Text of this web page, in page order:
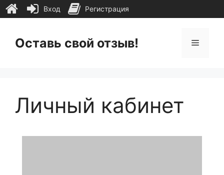
содержимому
Оставь свой отзыв! Меню
Личный кабинет
Вход Регистрация